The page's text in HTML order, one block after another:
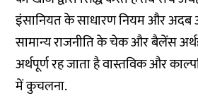
इंसानियत के साधारण नियम और अदब
सामान्य राजनीति के चेक और बैलेंस
अर्थपूर्ण रह जाता है वास्तविक और
में कुचलना.